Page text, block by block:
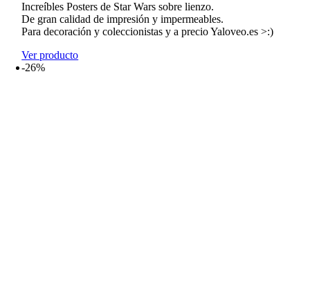
5,99€
hasta
25,99€
Increíbles Posters de Star Wars sobre lienzo.
De gran calidad de impresión y impermeables.
Para decoración y coleccionistas y a precio Yaloveo.es >:)
Ver producto
-26%